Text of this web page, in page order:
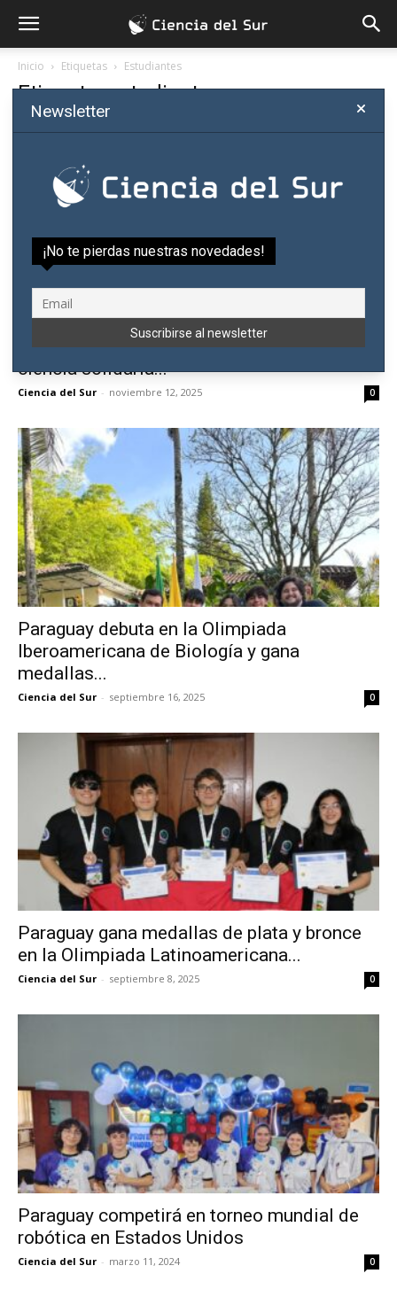
Inicio Etiquetas Estudiantes
Etiqueta: estudiantes
Conectando corazones y saberes:
estudiantes de medicina impulsan la
ciencia solidaria...
Ciencia del Sur - noviembre 12, 2025 0
Paraguay debuta en la Olimpiada
Iberoamericana de Biología y gana
medallas...
Ciencia del Sur - septiembre 16, 2025 0
Paraguay gana medallas de plata y bronce
en la Olimpiada Latinoamericana...
Ciencia del Sur - septiembre 8, 2025 0
Paraguay competirá en torneo mundial de
robótica en Estados Unidos
Ciencia del Sur - marzo 11, 2024 0
Newsletter
¡No te pierdas nuestras novedades!